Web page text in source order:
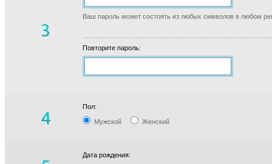
Ваш пароль может состоять из любых символов в любом
Повторите пароль:
Пол:
Мужской Женский
Дата рождения: